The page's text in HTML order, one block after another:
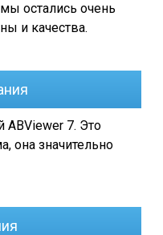
остались очень
и качества.
ABViewer 7. Это
она значительно